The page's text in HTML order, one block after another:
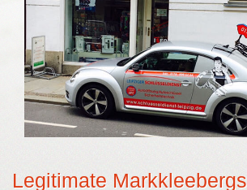
Legitimate Markkleebergs